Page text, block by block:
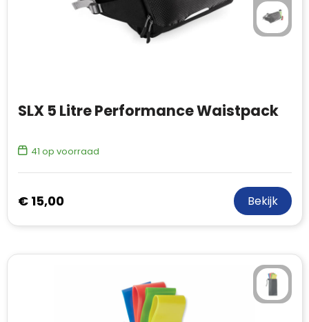
SLX 5 Litre Performance Waistpack
41 op voorraad
€ 15,00 Bekijk